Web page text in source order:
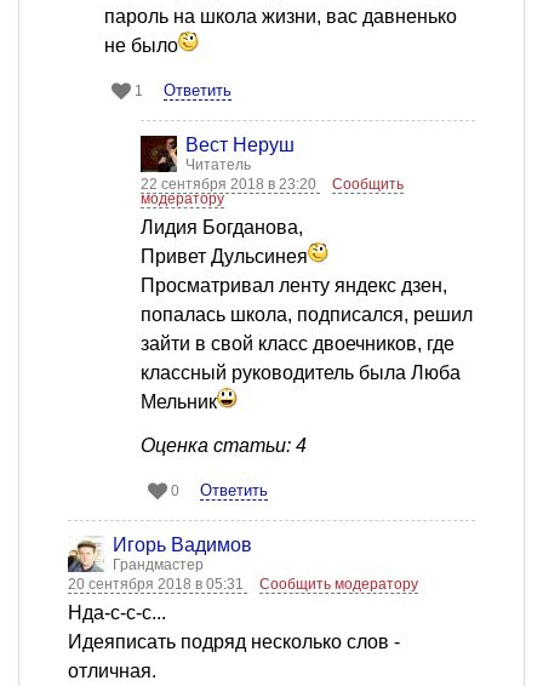
пароль на школа жизни, вас давненько
не было
1 Ответить
Вест Неруш
Читатель
22 сентября 2018 в 23:20
Сообщить
модератору
Лидия Богданова,
Привет Дульсинея
Просматривал ленту яндекс дзен,
попалась школа, подписался, решил
зайти в свой класс двоечников, где
классный руководитель была Люба
Мельник
Оценка статьи: 4
0 Ответить
Игорь Вадимов
Грандмастер
20 сентября 2018 в 05:31
Сообщить модератору
Нда-с-с-с...
Идеяписать подряд несколько слов -
отличная.